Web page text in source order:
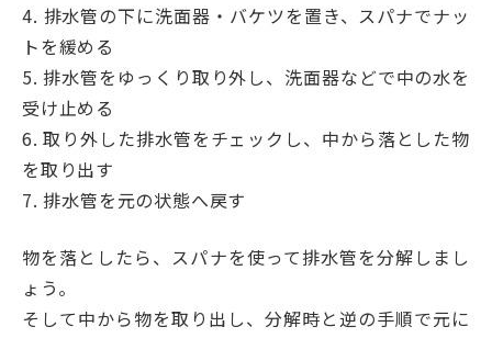
4. 排水管の下に洗面器・バケツを置き、スパナでナッ
トを緩める
5. 排水管をゆっくり取り外し、洗面器などで中の水を
受け止める
6. 取り外した排水管をチェックし、中から落とした物
を取り出す
7. 排水管を元の状態へ戻す
物を落としたら、スパナを使って排水管を分解しまし
ょう。
そして中から物を取り出し、分解時と逆の手順で元に